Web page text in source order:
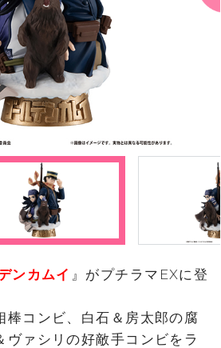
ンカムイ 』がプチラマEXに登
棒コンビ、白石＆房太郎の腐
ヴァシリの好敵手コンビをラ